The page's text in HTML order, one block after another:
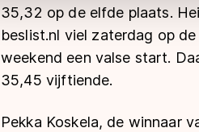
35,32 op de elfde plaats.
beslist.nl viel zaterdag op
weekend een valse start.
35,45 vijftiende.
Pekka Koskela, de winnaar